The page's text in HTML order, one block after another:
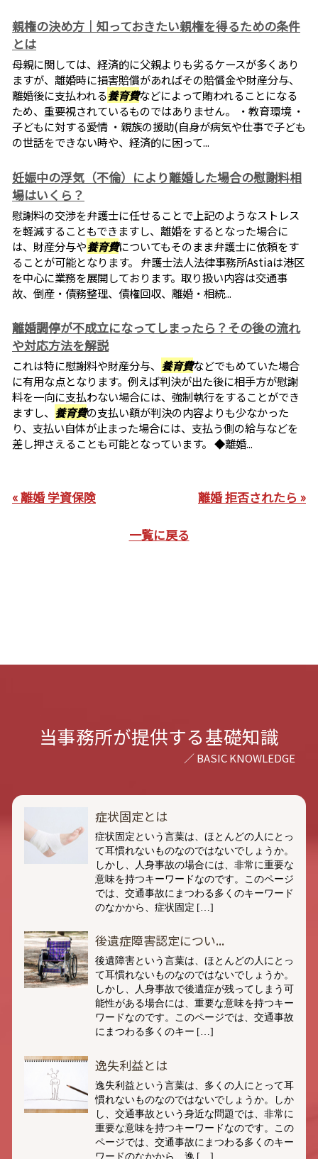
親権の決め方｜知っておきたい親権を得るための条件
とは
母親に関しては、経済的に父親よりも劣るケースが多くあり
ますが、離婚時に損害賠償があればその賠償金や財産分与、
離婚後に支払われる養育費などによって賄われることになる
ため、重要視されているものではありません。 ・教育環境 ・
子どもに対する愛情 ・親族の援助(自身が病気や仕事で子ども
の世話をできない時や、経済的に困って...
妊娠中の浮気（不倫）により離婚した場合の慰謝料相
場はいくら？
慰謝料の交渉を弁護士に任せることで上記のようなストレス
を軽減することもできますし、離婚をするとなった場合に
は、財産分与や養育費についてもそのまま弁護士に依頼をす
ることが可能となります。 弁護士法人法律事務所Astiaは港区
を中心に業務を展開しております。取り扱い内容は交通事
故、倒産・債務整理、債権回収、離婚・相続...
離婚調停が不成立になってしまったら？その後の流れ
や対応方法を解説
これは特に慰謝料や財産分与、 養育費などでもめていた場合
に有用な点となります。例えば判決が出た後に相手方が慰謝
料を一向に支払わない場合には、強制執行をすることができ
ますし、 養育費の支払い額が判決の内容よりも少なかった
り、支払い自体が止まった場合には、支払う側の給与などを
差し押さえることも可能となっています。 ◆離婚...
« 離婚 学資保険 離婚 拒否されたら »
一覧に戻る
当事務所が提供する基礎知識
症状固定とは
症状固定という言葉は、ほとんどの人にとっ
て耳慣れないものなのではないでしょうか。
しかし、人身事故の場合には、非常に重要な
意味を持つキーワードなのです。このページ
では、交通事故にまつわる多くのキーワード
のなかから、症状固定 […]
後遺症障害認定につい...
後遺障害という言葉は、ほとんどの人にとっ
て耳慣れないものなのではないでしょうか。
しかし、人身事故で後遺症が残ってしまう可
能性がある場合には、重要な意味を持つキー
ワードなのです。このページでは、交通事故
にまつわる多くのキー […]
逸失利益とは
逸失利益という言葉は、多くの人にとって耳
慣れないものなのではないでしょうか。しか
し、交通事故という身近な問題では、非常に
重要な意味を持つキーワードなのです。この
ページでは、交通事故にまつわる多くのキー
ワードのなかから、逸 […]